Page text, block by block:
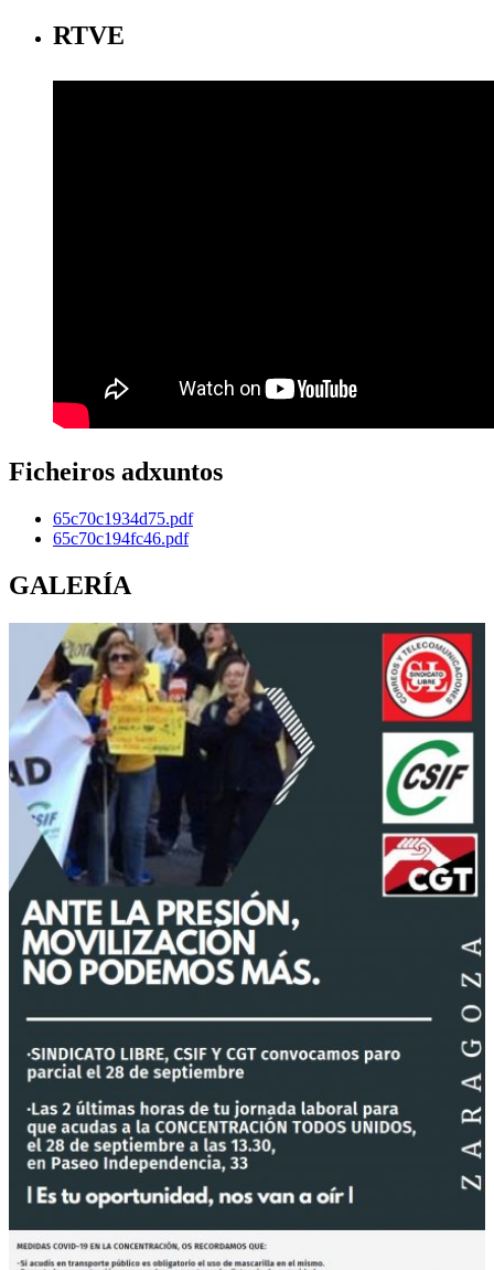
RTVE
Ficheiros adxuntos
65c70c1934d75.pdf
65c70c194fc46.pdf
GALERÍA